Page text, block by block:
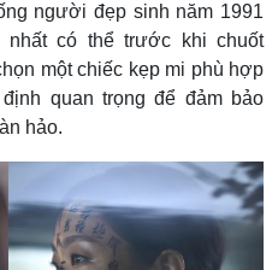
người đẹp sinh năm 1991
có thể trước khi chuốt
một chiếc kẹp mi phù hợp
quan trọng để đảm bảo
hảo.